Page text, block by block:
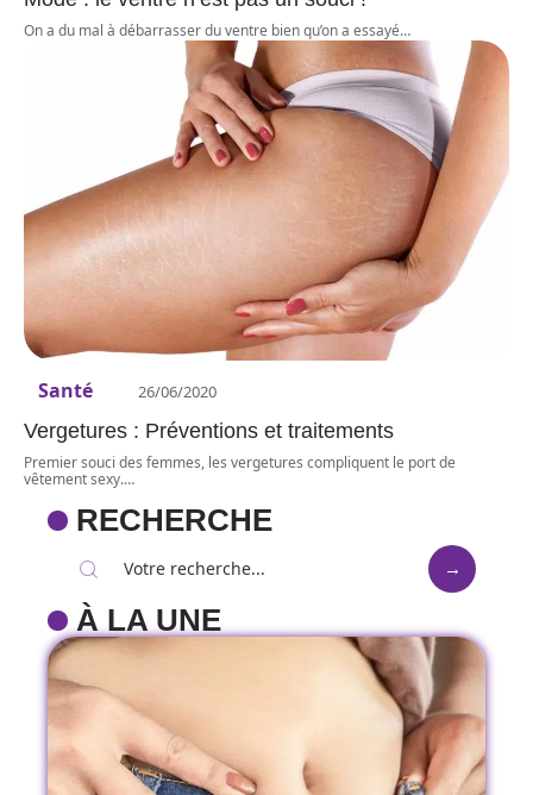
On a du mal à débarrasser du ventre bien qu’on a essayé…
Santé 26/06/2020
Vergetures : Préventions et traitements
Premier souci des femmes, les vergetures compliquent le port de
vêtement sexy.…
RECHERCHE
À LA UNE